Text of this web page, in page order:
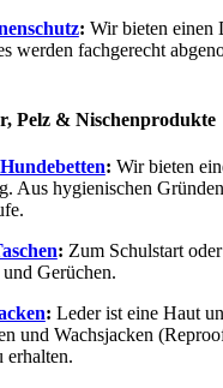
: Wir bieten einen
werden fachgerecht
Pelz & Nischenprodukte
: Wir bieten
Aus hygienischen
: Zum Schulstart
Gerüchen.
: Leder ist eine Haut
und Wachsjacken
erhalten.